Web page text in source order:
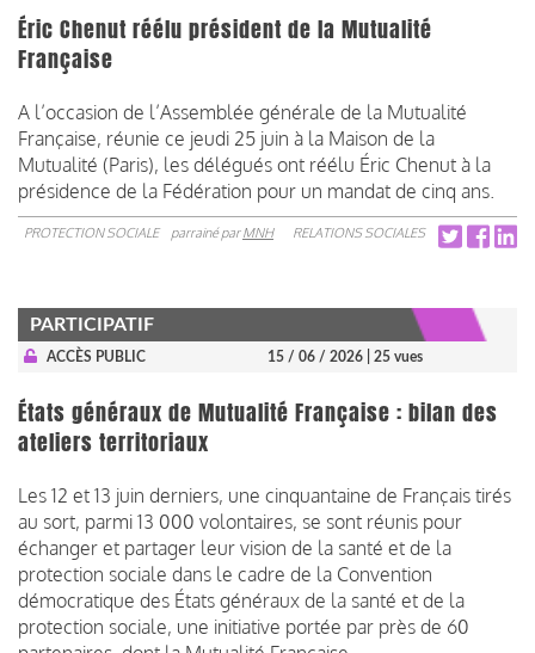
Éric Chenut réélu président de la Mutualité
Française
A l’occasion de l’Assemblée générale de la Mutualité
Française, réunie ce jeudi 25 juin à la Maison de la
Mutualité (Paris), les délégués ont réélu Éric Chenut à la
présidence de la Fédération pour un mandat de cinq ans.
PROTECTION SOCIALE parrainé parMNH RELATIONS SOCIALES
PARTICIPATIF
ACCÈS PUBLIC 15 / 06 / 2026 | 25 vues
États généraux de Mutualité Française : bilan des
ateliers territoriaux
Les 12 et 13 juin derniers, une cinquantaine de Français tirés
au sort, parmi 13 000 volontaires, se sont réunis pour
échanger et partager leur vision de la santé et de la
protection sociale dans le cadre de la Convention
démocratique des États généraux de la santé et de la
protection sociale, une initiative portée par près de 60